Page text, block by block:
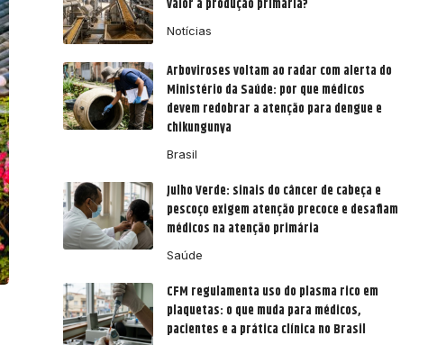
valor à produção primária?
Notícias
Arboviroses voltam ao radar com alerta do
Ministério da Saúde: por que médicos
devem redobrar a atenção para dengue e
chikungunya
Brasil
Julho Verde: sinais do câncer de cabeça e
pescoço exigem atenção precoce e desafiam
médicos na atenção primária
Saúde
CFM regulamenta uso do plasma rico em
plaquetas: o que muda para médicos,
pacientes e a prática clínica no Brasil